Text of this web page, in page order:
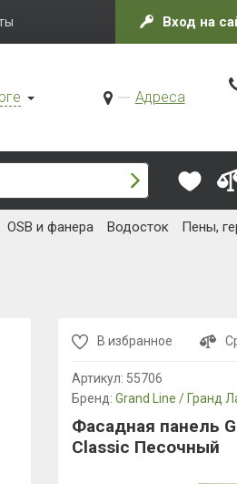
Вход на
Адреса
OSB и фанера Водосток Пены,
В избранное
Артикул: 55706
Бренд: Grand Line / Гранд
Фасадная панель
Classic Песочный